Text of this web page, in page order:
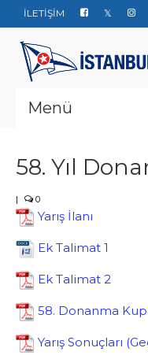
İLETİŞİM
Menü
Haberler
Yelken Okulu
Düğün Davet ve
Bize ulaşın
58. Yıl
| 0
Yarış İlanı
Ek Talimat 1
Ek Talimat 2
58. Donanma
Yarış Sonuçları